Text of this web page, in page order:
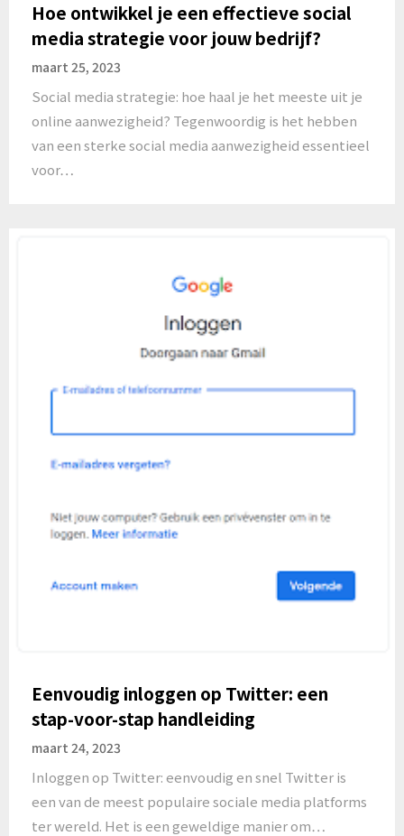
Hoe ontwikkel je een effectieve social
media strategie voor jouw bedrijf?
maart 25, 2023
Social media strategie: hoe haal je het meeste uit je
online aanwezigheid? Tegenwoordig is het hebben
van een sterke social media aanwezigheid essentieel
voor…
Eenvoudig inloggen op Twitter: een
stap-voor-stap handleiding
maart 24, 2023
Inloggen op Twitter: eenvoudig en snel Twitter is
een van de meest populaire sociale media platforms
ter wereld. Het is een geweldige manier om…